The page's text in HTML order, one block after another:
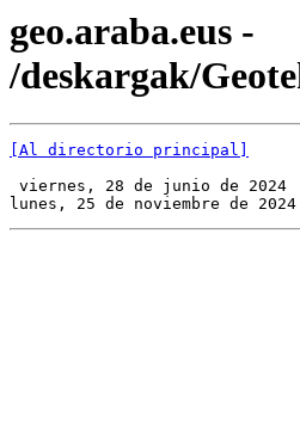
geo.araba.eus -
/deskargak/
[Al directorio principal]
viernes, 28 de junio de
lunes, 25 de noviembre de